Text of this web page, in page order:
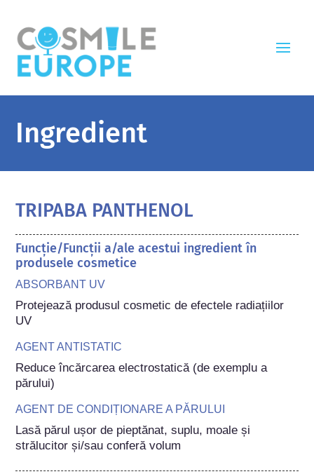
Ingredient
TRIPABA PANTHENOL
Funcție/Funcții a/ale acestui ingredient în
produsele cosmetice
ABSORBANT UV
Protejează produsul cosmetic de efectele radiațiilor
UV
AGENT ANTISTATIC
Reduce încărcarea electrostatică (de exemplu a
părului)
AGENT DE CONDIȚIONARE A PĂRULUI
Lasă părul ușor de pieptănat, suplu, moale și
strălucitor și/sau conferă volum